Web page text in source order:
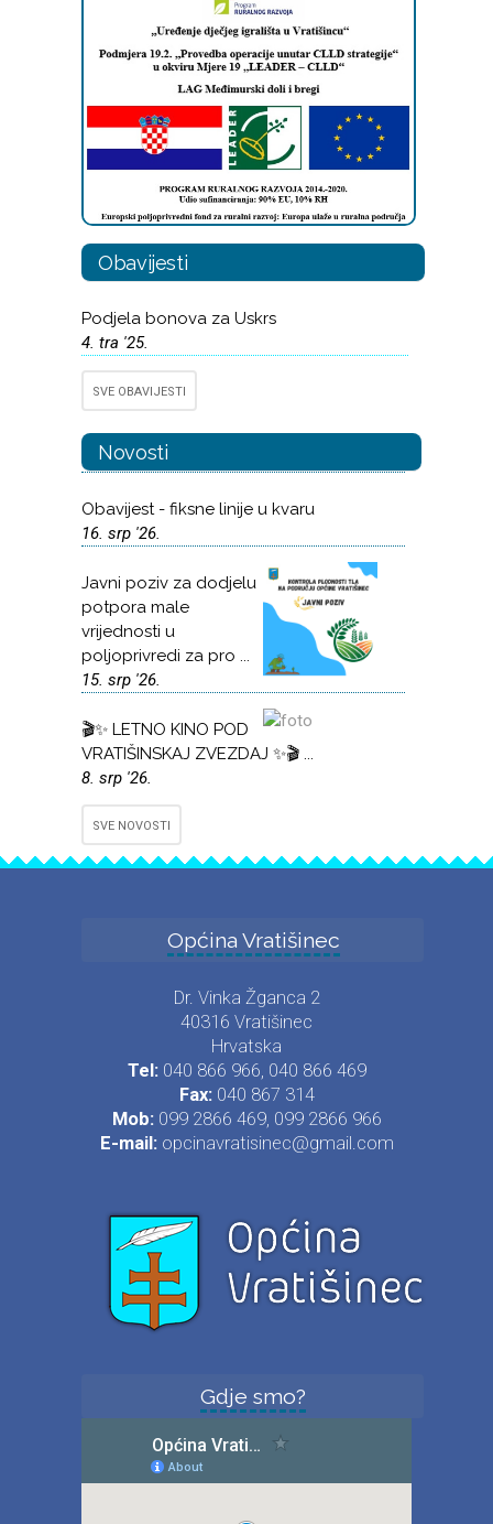
Obavijesti
Podjela bonova za Uskrs
4. tra '25.
SVE OBAVIJESTI
Novosti
Obavijest - fiksne linije u kvaru
16. srp '26.
Javni poziv za dodjelu
potpora male
vrijednosti u
poljoprivredi za pro ...
15. srp '26.
🎬✨ LETNO KINO POD
VRATIŠINSKAJ ZVEZDAJ ✨🎬 ...
8. srp '26.
SVE NOVOSTI
Općina Vratišinec
Dr. Vinka Žganca 2
40316 Vratišinec
Hrvatska
Tel: 040 866 966, 040 866 469
Fax: 040 867 314
Mob: 099 2866 469, 099 2866 966
E-mail: opcinavratisinec@gmail.com
Gdje smo?